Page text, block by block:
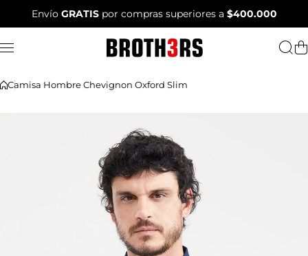
Envío GRATISpor compras superiores a $400.000
Camisa Hombre Chevignon Oxford Slim